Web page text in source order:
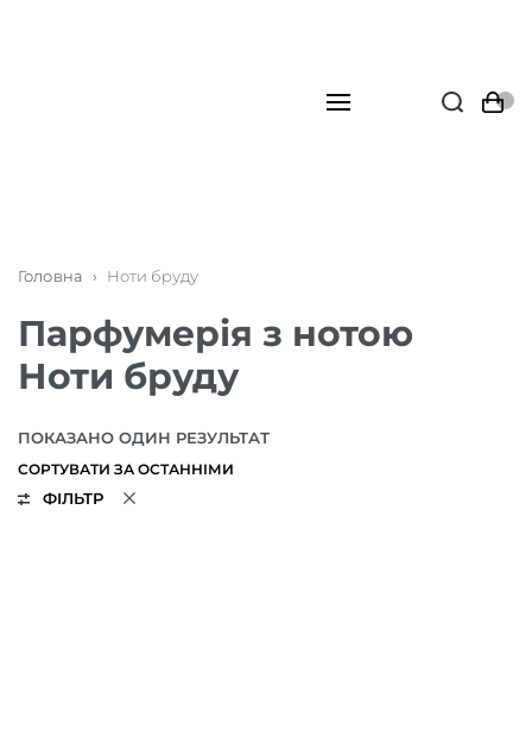
Головна › Ноти бруду
Парфумерія з нотою
Ноти бруду
ПОКАЗАНО ОДИН РЕЗУЛЬТАТ
ФІЛЬТР